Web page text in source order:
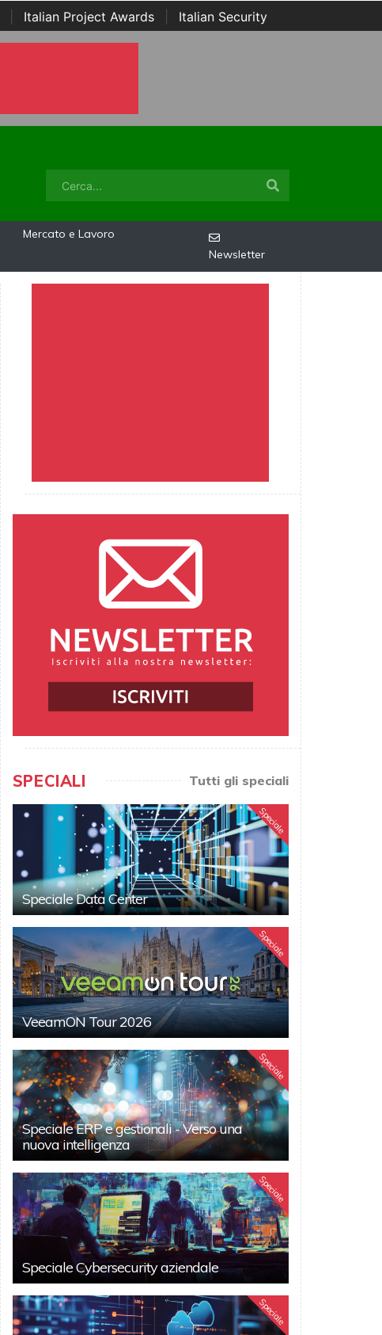
Italian Project Awards
Italian Security
Mercato e Lavoro
Newsletter
SPECIALI Tutti gli speciali
Speciale
Speciale Data Center
Speciale
VeeamON Tour 2026
Speciale
Speciale ERP e gestionali - Verso una
nuova intelligenza
Speciale
Speciale Cybersecurity aziendale
Speciale